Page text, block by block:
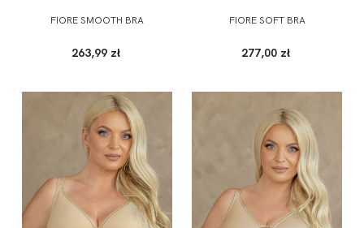
FIORE SMOOTH BRA
263,99 zł
FIORE SOFT BRA
277,00 zł